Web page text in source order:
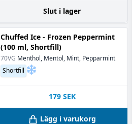
Slut i lager
Chuffed Ice - Frozen Peppermint
(100 ml, Shortfill)
70VG Menthol, Mentol, Mint, Pepparmint
Shortfill
179 SEK
Lägg i varukorg